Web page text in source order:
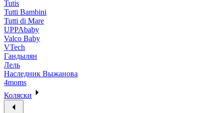
Tutis
Tutti Bambini
Tutti di Mare
UPPAbaby
Valco Baby
VTech
Гандылян
Лель
Наследник Выжанова
4moms
Коляски